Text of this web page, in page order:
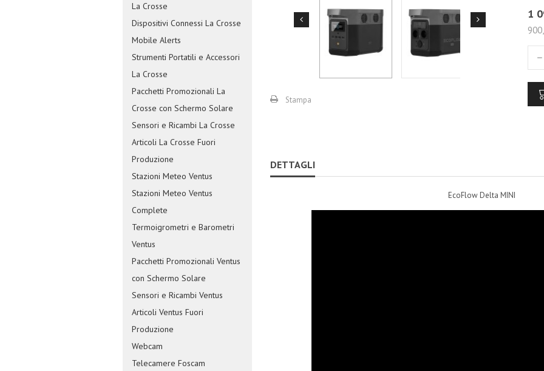
La Crosse
Dispositivi Connessi La Crosse
Mobile Alerts
Strumenti Portatili e Accessori
La Crosse
Pacchetti Promozionali La
Crosse con Schermo Solare
Sensori e Ricambi La Crosse
Articoli La Crosse Fuori
Produzione
Stazioni Meteo Ventus
Stazioni Meteo Ventus
Complete
Termoigrometri e Barometri
Ventus
Pacchetti Promozionali Ventus
con Schermo Solare
Sensori e Ricambi Ventus
Articoli Ventus Fuori
Produzione
Webcam
Telecamere Foscam
Stampa
1
DETTAGLI
EcoFlow Delta MINI